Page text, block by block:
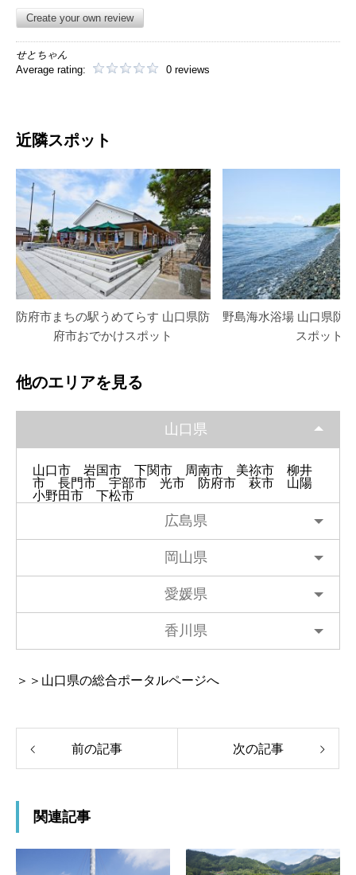
Create your own review
せとちゃん
Average rating:
0 reviews
近隣スポット
防府市まちの駅うめてらす 山口県防
府市おでかけスポット
野島海水浴場 山口県防
スポット
他のエリアを見る
山口県
山口市 岩国市 下関市 周南市 美祢市
柳井
市
長門市 宇部市 光市 防府市 萩市
山陽
小野田市
下松市
広島県
岡山県
愛媛県
香川県
＞＞山口県の総合ポータルページへ
前の記事 次の記事
関連記事